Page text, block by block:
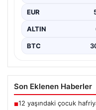
EUR
ALTIN
BTC
Son Eklenen Haberler
■12 yaşındaki çocuk